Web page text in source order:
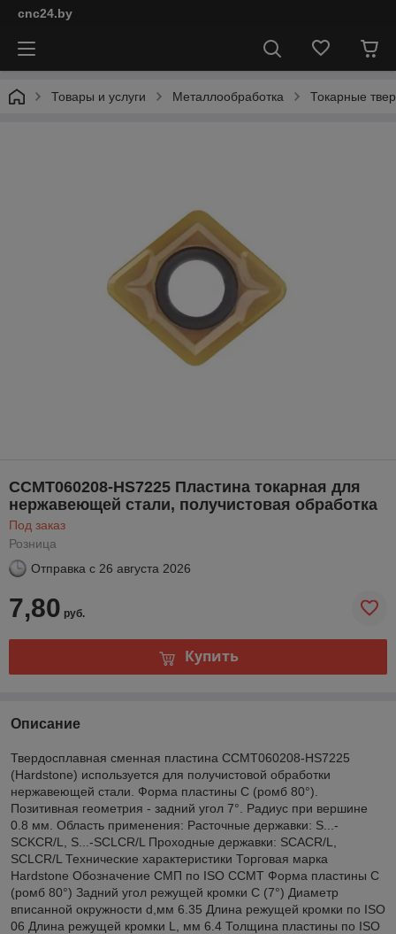
cnc24.by
Товары и услуги Металлообработка Токарные
CCMT060208-HS7225 Пластина токарная для
нержавеющей стали, получистовая обработка
Под заказ
Розница
Отправка с 26 августа 2026
7,80 руб.
Купить
Описание
Твердосплавная сменная пластина CCMT060208-HS7225
(Hardstone) используется для получистовой обработки
нержавеющей стали. Форма пластины C (ромб 80°).
Позитивная геометрия - задний угол 7°. Радиус при вершине
0.8 мм. Область применения: Расточные державки: S...-
SCKCR/L, S...-SCLCR/L Проходные державки: SCACR/L,
SCLCR/L Технические характеристики Торговая марка
Hardstone Обозначение СМП по ISO CCMT Форма пластины C
(ромб 80°) Задний угол режущей кромки С (7°) Диаметр
вписанной окружности d,мм 6.35 Длина режущей кромки по ISO
06 Длина режущей кромки L, мм 6.4 Толщина пластины по ISO